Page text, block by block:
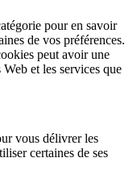
pour en savoir
de vos préférences.
peut avoir une
et les services que
vous délivrer les
certaines de ses